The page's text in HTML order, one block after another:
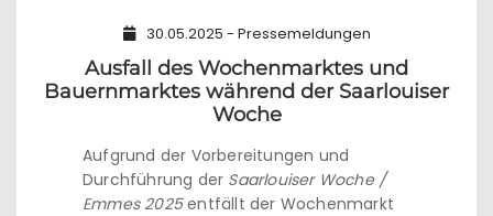
30.05.2025 - Pressemeldungen
Ausfall des Wochenmarktes und
Bauernmarktes während der Saarlouiser
Woche
Aufgrund der Vorbereitungen und
Durchführung der Saarlouiser Woche /
Emmes 2025entfällt der Wochenmarkt